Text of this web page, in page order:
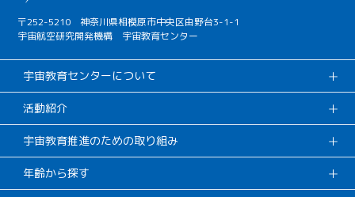
〒252-5210 神奈川県相模原市中央区由野台3-1-1
宇宙航空研究開発機構 宇宙教育センター
宇宙教育センターについて
活動紹介
宇宙教育推進のための取り組み
年齢から探す